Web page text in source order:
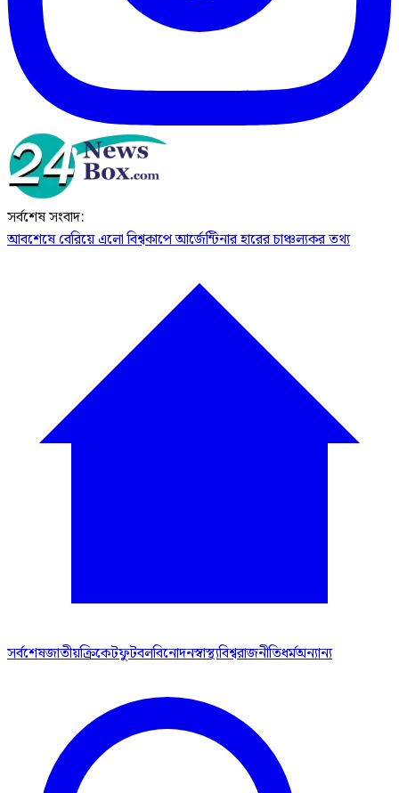
সর্বশেষ সংবাদ:
আবশেষে বেরিয়ে এলো বিশ্বকাপে আর্জেন্টিনার হারের চাঞ্চল্যকর তথ্য
সর্বশেষজাতীয়ক্রিকেটফুটবলবিনোদনস্বাস্থ্যবিশ্বরাজনীতিধর্মঅন্যান্য